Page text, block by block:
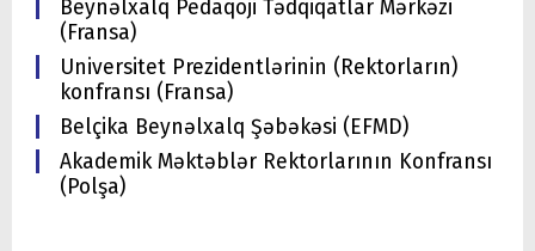
Beynəlxalq Pedaqoji Tədqiqatlar Mərkəzi
(Fransa)
Universitet Prezidentlərinin (Rektorların)
konfransı (Fransa)
Belçika Beynəlxalq Şəbəkəsi (EFMD)
Akademik Məktəblər Rektorlarının Konfransı
(Polşa)